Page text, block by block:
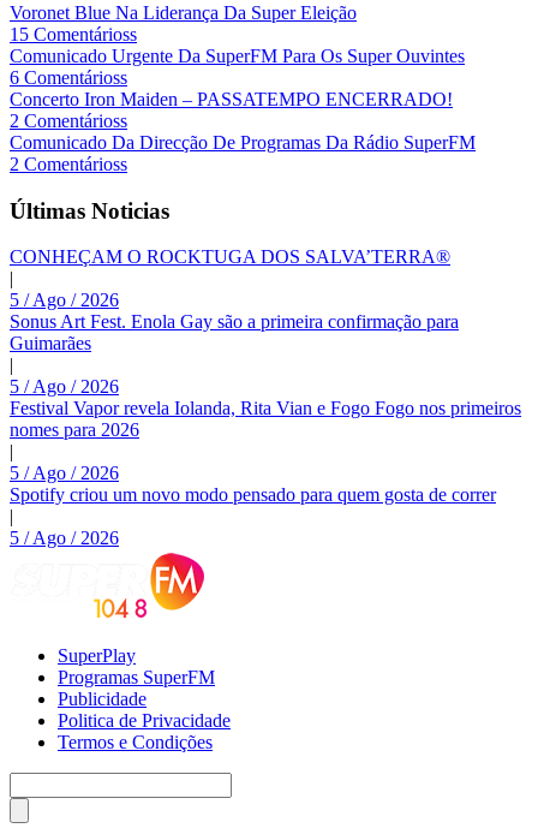
Voronet Blue Na Liderança Da Super Eleição
15 Comentárioss
Comunicado Urgente Da SuperFM Para Os Super Ouvintes
6 Comentárioss
Concerto Iron Maiden – PASSATEMPO ENCERRADO!
2 Comentárioss
Comunicado Da Direcção De Programas Da Rádio SuperFM
2 Comentárioss
Últimas Noticias
CONHEÇAM O ROCKTUGA DOS SALVA’TERRA®
|
5 / Ago / 2026
Sonus Art Fest. Enola Gay são a primeira confirmação para
Guimarães
|
5 / Ago / 2026
Festival Vapor revela Iolanda, Rita Vian e Fogo Fogo nos primeiros
nomes para 2026
|
5 / Ago / 2026
Spotify criou um novo modo pensado para quem gosta de correr
|
5 / Ago / 2026
SuperPlay
Programas SuperFM
Publicidade
Politica de Privacidade
Termos e Condições